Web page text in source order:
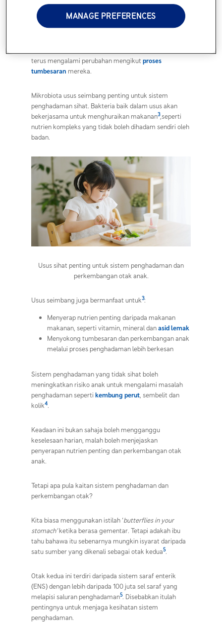
mikrobiota usus. Ini sangat penting untukkesihatan
anak
secara keseluruhan.
terus mengalami perubahan mengikut proses
tumbesaran mereka.
Mikrobiota usus seimbang penting untuk sistem
penghadaman sihat. Bakteria baik dalam usus akan
bekerjasama untuk menghuraikan makanan3,seperti
nutrien kompleks yang tidak boleh dihadam sendiri oleh
badan.
Usus sihat penting untuk sistem penghadaman dan
perkembangan otak anak.
Usus seimbang juga bermanfaat untuk3:
Menyerap nutrien penting daripada makanan
makanan, seperti vitamin, mineral danasid lemak
Menyokong tumbesaran dan perkembangan anak
melalui proses penghadaman lebih berkesan
Sistem penghadaman yang tidak sihat boleh
meningkatkan risiko anak untuk mengalami masalah
penghadaman seperti kembung perut, sembelit dan
kolik4.
Keadaan ini bukan sahaja boleh mengganggu
keselesaan harian, malah boleh menjejaskan
penyerapan nutrien penting dan perkembangan otak
anak.
Tetapi apa pula kaitan sistem penghadaman dan
perkembangan otak?
Kita biasa menggunakan istilah ‘butterflies in your
stomach’ketika berasa gementar. Tetapi adakah ibu
tahu bahawa itu sebenarnya mungkin isyarat daripada
satu sumber yang dikenali sebagai otak kedua5.
Otak kedua ini terdiri daripada sistem saraf enterik
(ENS) dengan lebih daripada 100 juta sel saraf yang
melapisi saluran penghadaman5. Disebabkan itulah
pentingnya untuk menjaga kesihatan sistem
penghadaman.
MANAGE PREFERENCES